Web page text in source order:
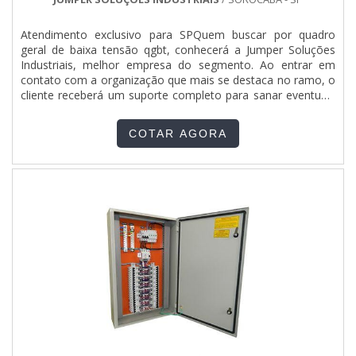
Atendimento exclusivo para SPQuem buscar por quadro
geral de baixa tensão qgbt, conhecerá a Jumper Soluções
Industriais, melhor empresa do segmento. Ao entrar em
contato com a organização que mais se destaca no ramo, o
cliente receberá um suporte completo para sanar eventuais
quadro geral de baixa tensão qgbt, com a Jumper Soluções
Industriais o cliente obterá assertividade e diversas opções
QUADRO GERAL DE BAIXA TENSÃO QGBTA Jumper
qualidade onde são realizadas as atividades e equipamentos
de última geração, tudo isso para oferecer quadro geral de
baixa tensão qgbt com precisão.Há muitas maneiras
eficientes de uma companhia demonstrar competência,
excelência e destaque em sua área de atuação. A Jumper
Soluções Industriais se mostra referência por ter:
Colaboradores eficientes; Atendimento personalizado; Preço
justo; Cursos NR10, NR35, ASO E SEP ministrados para toda
a equipe.Ainda focando em quadro geral de baixa tensão
COTAR AGORA